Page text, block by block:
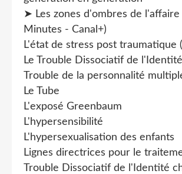
➤ Les zones d'ombres de
Minutes - Canal+)
L'état de stress post traumatique
Le Trouble Dissociatif de
Trouble de la personnalité
Le Tube
L'exposé Greenbaum
L'hypersensibilité
L'hypersexualisation des enfants
Lignes directrices pour le
Trouble Dissociatif de l'Identité